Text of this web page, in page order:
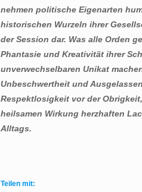
nehmen politische Eigenarten
historischen Wurzeln ihrer
der Session dar. Was alle Orden
Phantasie und Kreativität ihrer
unverwechselbaren Unikat
Unbeschwertheit und
Respektlosigkeit vor der
heilsamen Wirkung herzhaften
Alltags.
Teilen mit: